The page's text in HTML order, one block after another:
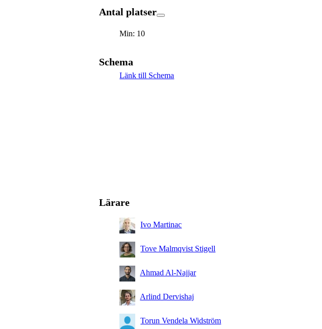
Antal platser
Min: 10
Schema
Länk till Schema
Lärare
Ivo Martinac
Tove Malmqvist Stigell
Ahmad Al-Najjar
Arlind Dervishaj
Torun Vendela Widström